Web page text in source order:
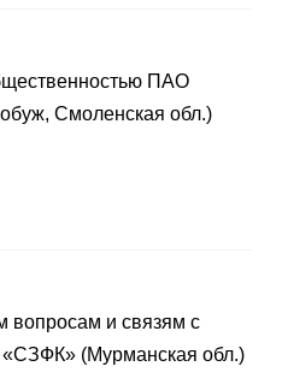
ПАО
Смоленская обл.)
вопросам и связям с
(Мурманская обл.)